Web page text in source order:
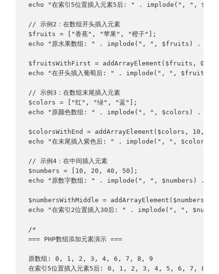
echo "在索引5位置插入元素5后: " . implode(", ",
// 示例2：在数组开头插入元素
$fruits = ["香蕉", "苹果", "橙子"];
echo "原水果数组: " . implode(", ", $fruits) .
$fruitsWithFirst = addArrayElement($fruits, 0, "
echo "在开头插入葡萄后: " . implode(", ",
// 示例3：在数组末尾插入元素
$colors = ["红", "绿", "蓝"];
echo "原颜色数组: " . implode(", ", $colors) .
$colorsWithEnd = addArrayElement($colors, 10, "
echo "在末尾插入紫色后: " . implode(", ",
// 示例4：在中间插入元素
$numbers = [10, 20, 40, 50];
echo "原数字数组: " . implode(", ", $numbers) .
$numbersWithMiddle = addArrayElement($numbers,
echo "在索引2位置插入30后: " . implode(", ",
/*
=== PHP数组添加元素演示 ===
原数组: 0, 1, 2, 3, 4, 6, 7, 8, 9
在索引5位置插入元素5后: 0, 1, 2, 3, 4, 5, 6, 7, 8, 9